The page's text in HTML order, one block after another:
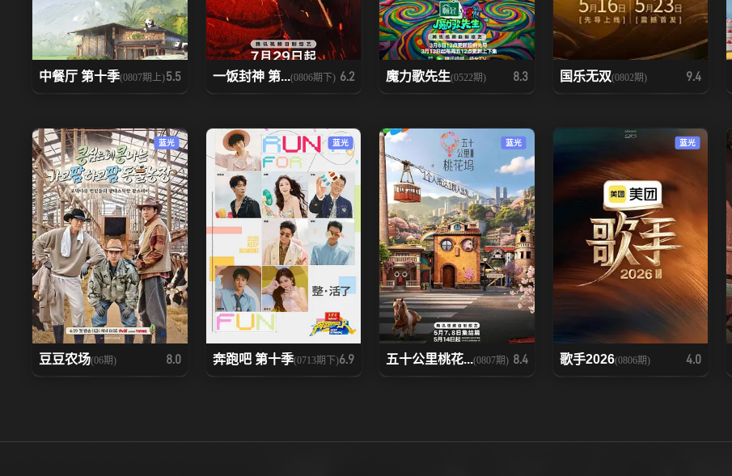
中餐厅 第十季(0807期上)5.5 一饭封神 第...(0806期下) 6.2 魔力歌先生(0522期) 8.3 国乐无双(0802期) 9.4
蓝光
豆豆农场(06期) 8.0
蓝光
奔跑吧 第十季(0713期下)6.9
蓝光
五十公里桃花...(0807期) 8.4
蓝光
歌手2026(0806期) 4.0